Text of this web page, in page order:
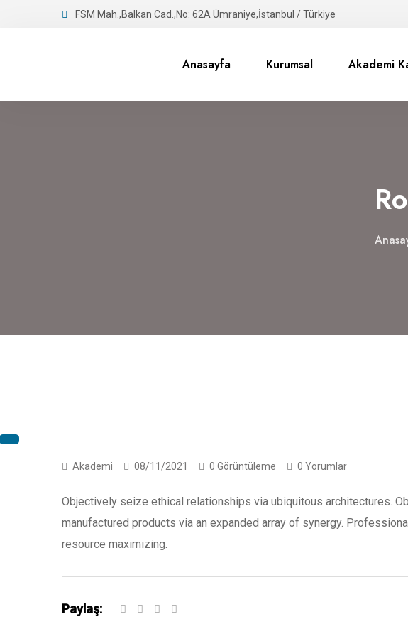
FSM Mah.,Balkan Cad.,No: 62A Ümraniye,İstanbul / Türkiye
Anasayfa Kurumsal Akademi
Akademi 08/11/2021 0 Görüntüleme 0 Yorumlar
Objectively seize ethical relationships via ubiquitous architectures.
manufactured products via an expanded array of synergy.
resource maximizing.
Paylaş: